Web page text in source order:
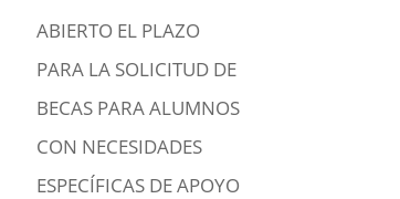
ABIERTO EL PLAZO
PARA LA SOLICITUD DE
BECAS PARA ALUMNOS
CON NECESIDADES
ESPECÍFICAS DE APOYO